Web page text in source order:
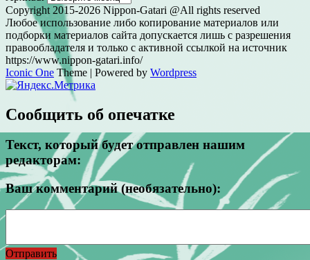
Copyright 2015-2026 Nippon-Gatari @All rights reserved
Любое использование либо копирование материалов или
подборки материалов сайта допускается лишь с разрешения
правообладателя и только с активной ссылкой на источник
https://www.nippon-gatari.info/
Iconic One Theme | Powered by Wordpress
Сообщить об опечатке
Текст, который будет отправлен нашим
редакторам:
Ваш комментарий (необязательно):
Отправить